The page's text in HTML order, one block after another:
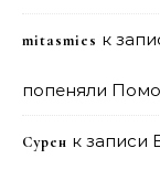
mitasmies к
попеняли
Сурен к записи